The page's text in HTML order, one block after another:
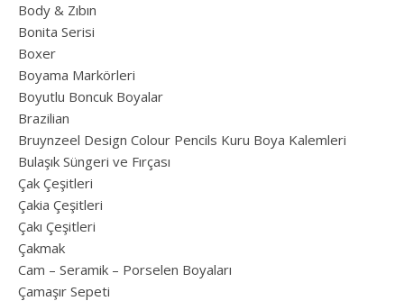
Body & Zıbın
Bonita Serisi
Boxer
Boyama Markörleri
Boyutlu Boncuk Boyalar
Brazilian
Bruynzeel Design Colour Pencils Kuru Boya Kalemleri
Bulaşık Süngeri ve Fırçası
Çak Çeşitleri
Çakia Çeşitleri
Çakı Çeşitleri
Çakmak
Cam – Seramik – Porselen Boyaları
Çamaşır Sepeti